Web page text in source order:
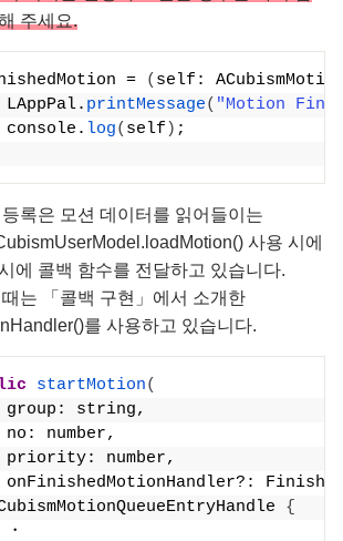
주세요.
= ( self:
LAppPal.
printMessage( "Motion
console.
log( self ) ;
록은 모션 데이터를 읽어들이는
사용 시에
에 콜백 함수를 전달하고 있습니다.
는 「콜백 구현」에서 소개한
를 사용하고 있습니다.
startMotion(
group: string,
no: number,
priority: number,
onFinishedMotionHandler?:
{